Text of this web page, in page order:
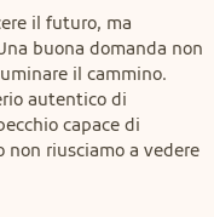
il futuro, ma
buona domanda non
il cammino.
autentico di
capace di
non riusciamo a vedere